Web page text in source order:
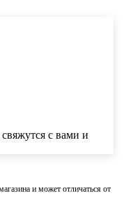
с вами и
и может отличаться от